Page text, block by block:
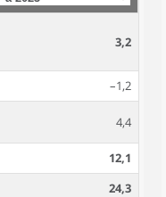
3,2
–1,2
4,4
12,1
24,3